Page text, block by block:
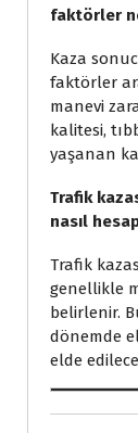
faktörler
Kaza
faktörler
manevi
kalitesi,
yaşanan
Trafik
nasıl
Trafik
genellikle
belirlenir.
dönemde
elde